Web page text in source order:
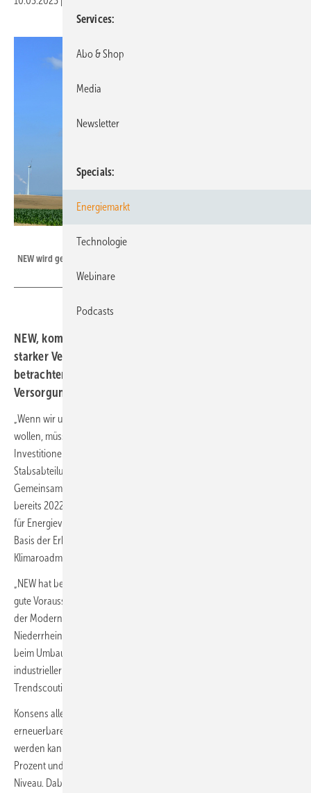
NEW wird gemeinsam mit Trianel nun eine Klimaroadmap erarbeiten.
NEW, kommunales Dienstleistungsunternehmen mit
starker Verbundenheit zum Niederrhein, und Trianel
betrachten Szenarien mit strategischem Umbau der
Versorgungslandschaft.
„Wenn wir unser Versorgungsgebiet klimaneutral bewirtschaften
wollen, müssen wir bereits heute Entscheidungen treffen, um unsere
Investitionen in die richtigen Projekte zu lenken“, stellt Daniel Quillao,
Stabsabteilungsleiter Unternehmensentwicklung der NEW fest.
Gemeinsam mit den Energieexperten der Trianel GmbH hat NEW
bereits 2022 eine Analyse über den Status quo und die Perspektiven
für Energieversorgung am Niederrhein bis 2045 durchgeführt. Auf
Basis der Erkenntnisse wird NEW gemeinsam mit Trianel nun eine
Klimaroadmap erarbeiten.
„NEW hat bereits in den letzten Jahren wichtige Weichen gestellt und
gute Voraussetzungen durch den Ausbau der erneuerbaren Energien,
der Modernisierung des ÖPNV und für die Elektromobilität am
Niederrhein geschaffen hat. Herausforderungen bestehen vor allem
beim Umbau der Wärmeversorgung und bei der Dekarbonisierung
industrieller Prozesse in der Region“, erläutert Paul Jüngst, Leiter
Trendscouting bei Trianel.
Konsens aller Szenarien für die Region ist, dass Strom aus
erneuerbaren Energien der wichtigste Energieträger am Niederrhein
werden kann. Die Modelle zeigen bis 2030 einen Anstieg um bis zu 30
Prozent und bis 2045 um bis zu 70 Prozent gegenüber dem heutigen
Niveau. Dabei ist ein deutlicher Ausbau der erneuerbaren
Services
Abo & Shop
Media
Newsletter
Specials
Energiemarkt
Technologie
Webinare
Podcasts